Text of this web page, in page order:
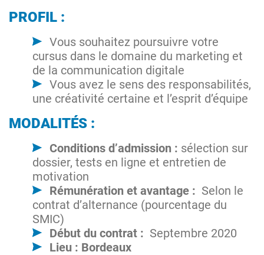
PROFIL :
Vous souhaitez poursuivre votre
cursus dans le domaine du marketing et
de la communication digitale
Vous avez le sens des responsabilités,
une créativité certaine et l’esprit d’équipe
MODALITÉS :
Conditions d’admission : sélection sur
dossier, tests en ligne et entretien de
motivation
Rémunération et avantage : Selon le
contrat d’alternance (pourcentage du
SMIC)
Début du contrat : Septembre 2020
Lieu : Bordeaux